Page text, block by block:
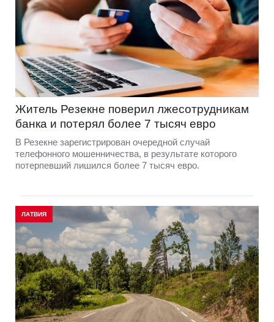
Житель Резекне поверил лжесотрудникам
банка и потерял более 7 тысяч евро
В Резекне зарегистрирован очередной случай
телефонного мошенничества, в результате которого
потерпевший лишился более 7 тысяч евро.
ЛАТВИЯ